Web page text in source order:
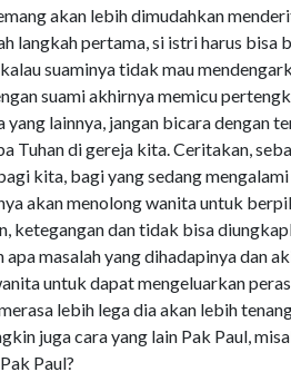
akan lebih dimudahkan
langkah pertama, si istri harus bisa
suaminya tidak mau
suami akhirnya memicu
yang lainnya, jangan bicara dengan
Tuhan di gereja kita. Ceritakan,
kita, bagi yang sedang
akan menolong wanita untuk
ketegangan dan tidak bisa
apa masalah yang dihadapinya dan
untuk dapat mengeluarkan
lebih lega dia akan lebih
juga cara yang lain Pak Paul,
Paul?